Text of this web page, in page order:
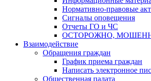
Нормативно-правовые
Сигналы оповещения
Отчеты ГО и ЧС
ОСТОРОЖНО,
Взаимодействие
Обращения граждан
График приема граждан
Написать электронное
Общественная палата